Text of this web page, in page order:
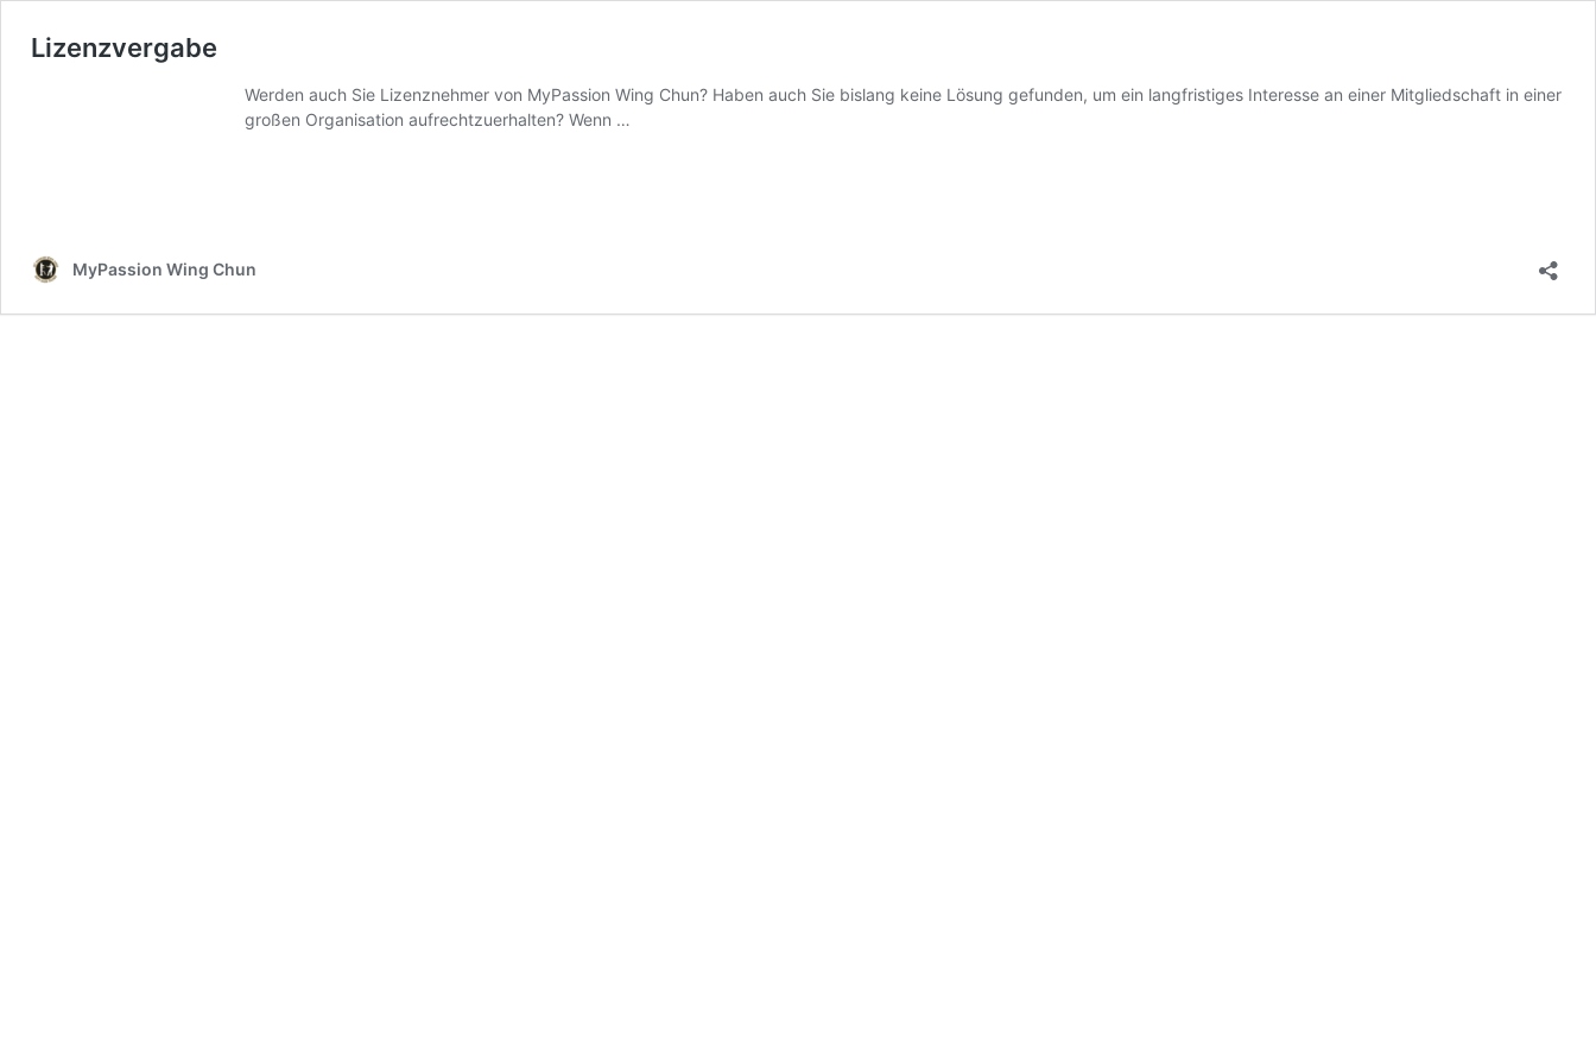
Lizenzvergabe
Werden auch Sie Lizenznehmer von MyPassion Wing Chun? Haben auch Sie bislang keine Lösung gefunden, um ein langfristiges Interesse an einer Mitgliedschaft in einer
großen Organisation aufrechtzuerhalten? Wenn …
MyPassion Wing Chun